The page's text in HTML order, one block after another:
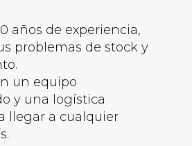
años de experiencia,
problemas de stock y
un equipo
y una logística
llegar a cualquier